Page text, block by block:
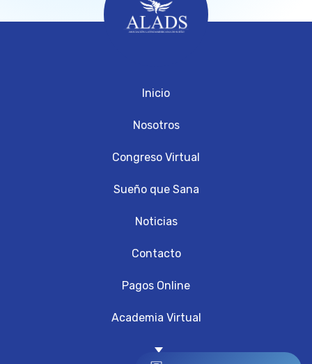
Inicio
Nosotros
Congreso Virtual
Sueño que Sana
Noticias
Contacto
Pagos Online
Academia Virtual